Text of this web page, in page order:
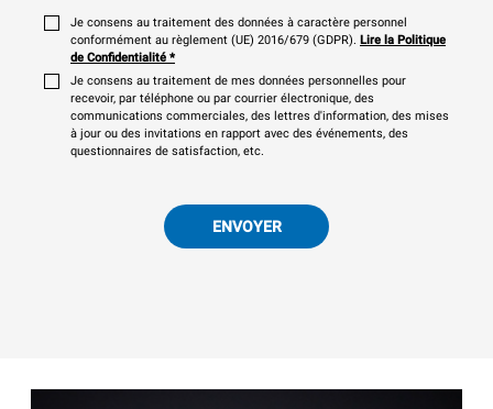
Je consens au traitement des données à caractère personnel
conformément au règlement (UE) 2016/679 (GDPR). Lire la Politique
de Confidentialité *
Je consens au traitement de mes données personnelles pour
recevoir, par téléphone ou par courrier électronique, des
communications commerciales, des lettres d'information, des mises
à jour ou des invitations en rapport avec des événements, des
questionnaires de satisfaction, etc.
ENVOYER